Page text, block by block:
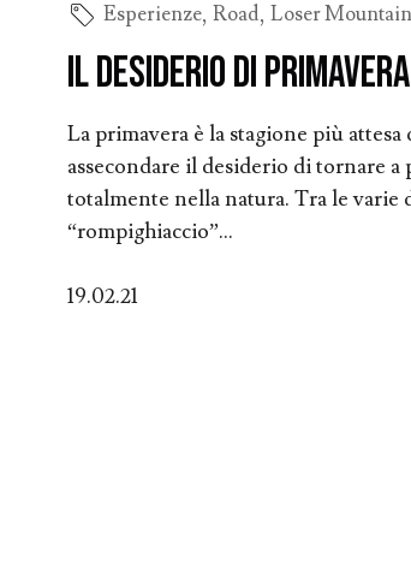
Esperienze,Road,Loser Mountain
Il desiderio di
La primavera è la stagione più
assecondare il desiderio di tornare
totalmente nella natura. Tra le
“rompighiaccio”...
19.02.21